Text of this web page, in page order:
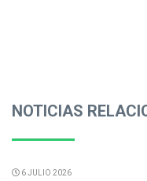
NOTICIAS
6 JULIO 2026